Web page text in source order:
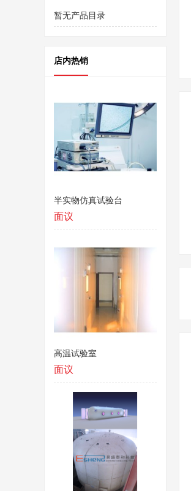
暂无产品目录
店内热销
半实物仿真试验台
面议
高温试验室
面议